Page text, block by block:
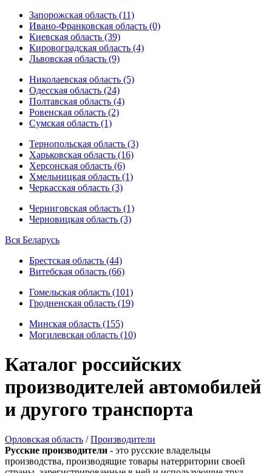
Запорожская область (11)
Ивано-Франковская область (0)
Киевская область (39)
Кировоградская область (4)
Львовская область (9)
Николаевская область (5)
Одесская область (24)
Полтавская область (4)
Ровенская область (2)
Сумская область (1)
Тернопольская область (3)
Харьковская область (16)
Херсонская область (6)
Хмельницкая область (1)
Черкасская область (3)
Черниговская область (1)
Черновицкая область (3)
Вся Беларусь
Брестская область (44)
Витебская область (66)
Гомельская область (101)
Гродненская область (19)
Минская область (155)
Могилевская область (10)
Каталог российских
производителей автомобилей
и другого транспорта
Орловская область /Производители
Русские производители - это русские владельцы
производства, производящие товары натерритории своей